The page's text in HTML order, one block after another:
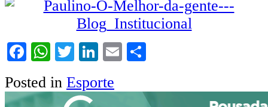
Facebook
WhatsApp
TwitterLinkedIn
Email
Posted in Esporte